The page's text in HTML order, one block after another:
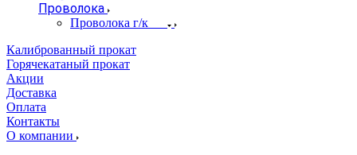
Проволока
Проволока г/к
Калиброванный прокат
Горячекатаный прокат
Акции
Доставка
Оплата
Контакты
О компании